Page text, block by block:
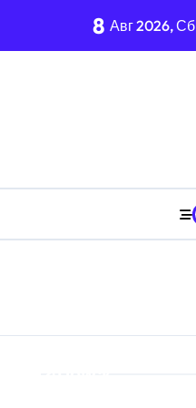
анализа вирусов
среде
8 Авг 2026, Сб